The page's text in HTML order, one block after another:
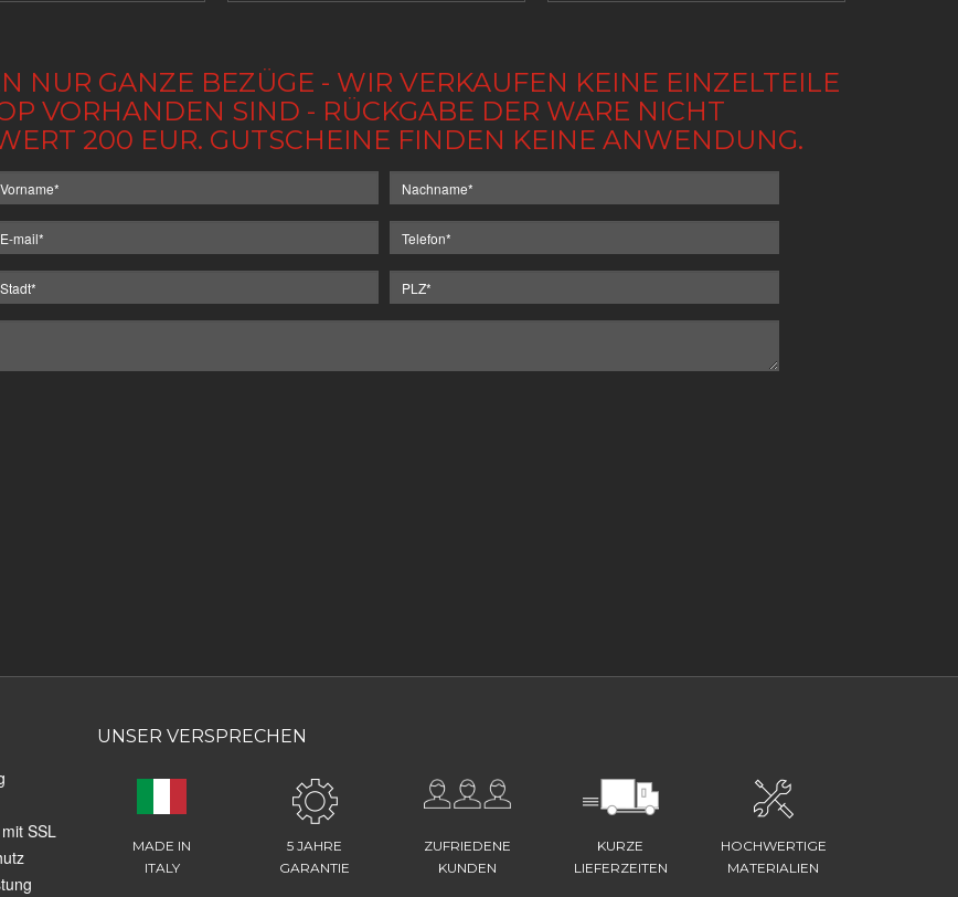
NUR GANZE BEZÜGE - WIR VERKAUFEN KEINE EINZELTEILE
VORHANDEN SIND - RÜCKGABE DER WARE NICHT
200 EUR. GUTSCHEINE FINDEN KEINE ANWENDUNG.
SSL
UNSER VERSPRECHEN
MADE IN
ITALY
5 JAHRE
GARANTIE
ZUFRIEDENE
KUNDEN
KURZE
LIEFERZEITEN
HOCHWERTIGE
MATERIALIEN